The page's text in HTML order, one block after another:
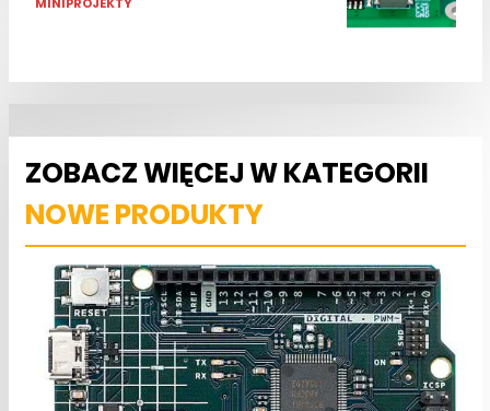
ZOBACZ WIĘCEJ W KATEGORII
NOWE PRODUKTY